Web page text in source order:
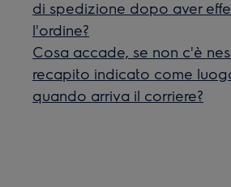
di spedizione dopo aver
l'ordine?
Cosa accade, se non c'è
recapito indicato come
quando arriva il corriere?